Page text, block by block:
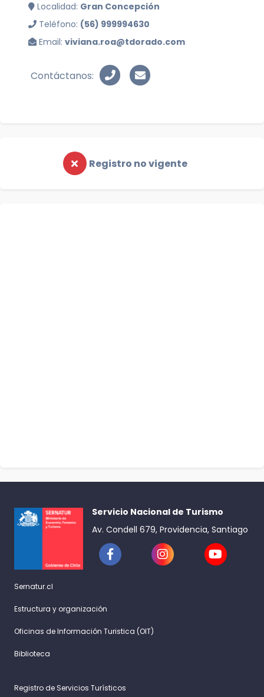
Localidad: Gran Concepción
Teléfono: (56) 999994630
Email: viviana.roa@tdorado.com
Contáctanos:
Registro no vigente
Servicio Nacional de Turismo
Av. Condell 679, Providencia, Santiago
Sernatur.cl
Estructura y organización
Oficinas de Información Turistica (OIT)
Biblioteca
Registro de Servicios Turísticos